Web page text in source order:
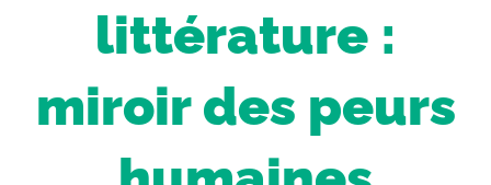
littérature :
miroir des peurs